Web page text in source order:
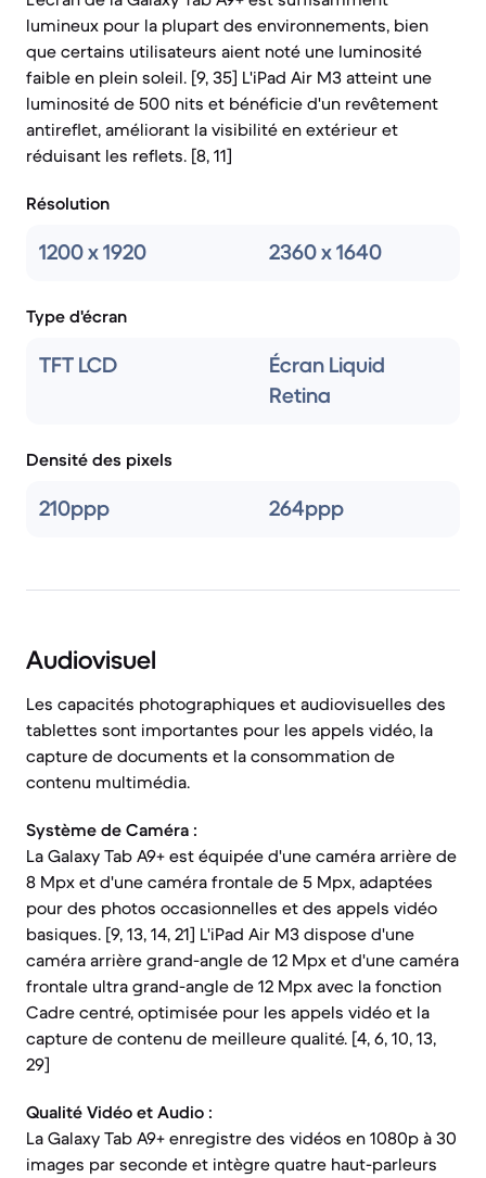
lumineux pour la plupart des environnements, bien
que certains utilisateurs aient noté une luminosité
faible en plein soleil. [9, 35] L'iPad Air M3 atteint une
luminosité de 500 nits et bénéficie d'un revêtement
antireflet, améliorant la visibilité en extérieur et
réduisant les reflets. [8, 11]
Résolution
1200 x 1920 2360 x 1640
Type d'écran
TFT LCD
Écran Liquid
Retina
Densité des pixels
210ppp 264ppp
Audiovisuel
Les capacités photographiques et audiovisuelles des
tablettes sont importantes pour les appels vidéo, la
capture de documents et la consommation de
contenu multimédia.
Système de Caméra :
La Galaxy Tab A9+ est équipée d'une caméra arrière de
8 Mpx et d'une caméra frontale de 5 Mpx, adaptées
pour des photos occasionnelles et des appels vidéo
basiques. [9, 13, 14, 21] L'iPad Air M3 dispose d'une
caméra arrière grand-angle de 12 Mpx et d'une caméra
frontale ultra grand-angle de 12 Mpx avec la fonction
Cadre centré, optimisée pour les appels vidéo et la
capture de contenu de meilleure qualité. [4, 6, 10, 13,
29]
Qualité Vidéo et Audio :
La Galaxy Tab A9+ enregistre des vidéos en 1080p à 30
images par seconde et intègre quatre haut-parleurs